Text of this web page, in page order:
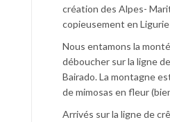
création des Alpes-
copieusement en Ligurie
Nous entamons la
déboucher sur la ligne
Bairado. La montagne
de mimosas en fleur
Arrivés sur la ligne de